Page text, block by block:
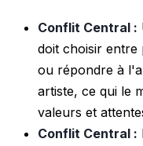
Conflit Central :
doit choisir
ou répondre à
artiste, ce qui le
valeurs et
Conflit Central :